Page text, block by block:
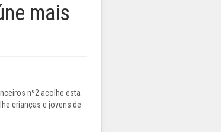
mais
nº2 acolhe esta
crianças e jovens de